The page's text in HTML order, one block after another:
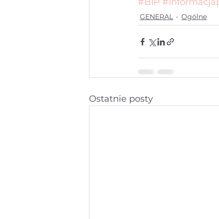
GENERAL Ogólne
Ostatnie posty